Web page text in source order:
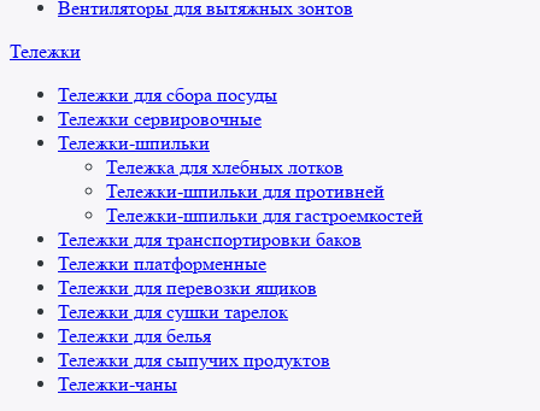
Вентиляторы для вытяжных зонтов
Тележки
Тележки для сбора посуды
Тележки сервировочные
Тележки-шпильки
Тележка для хлебных лотков
Тележки-шпильки для противней
Тележки-шпильки для гастроемкостей
Тележки для транспортировки баков
Тележки платформенные
Тележки для перевозки ящиков
Тележки для сушки тарелок
Тележки для белья
Тележки для сыпучих продуктов
Тележки-чаны